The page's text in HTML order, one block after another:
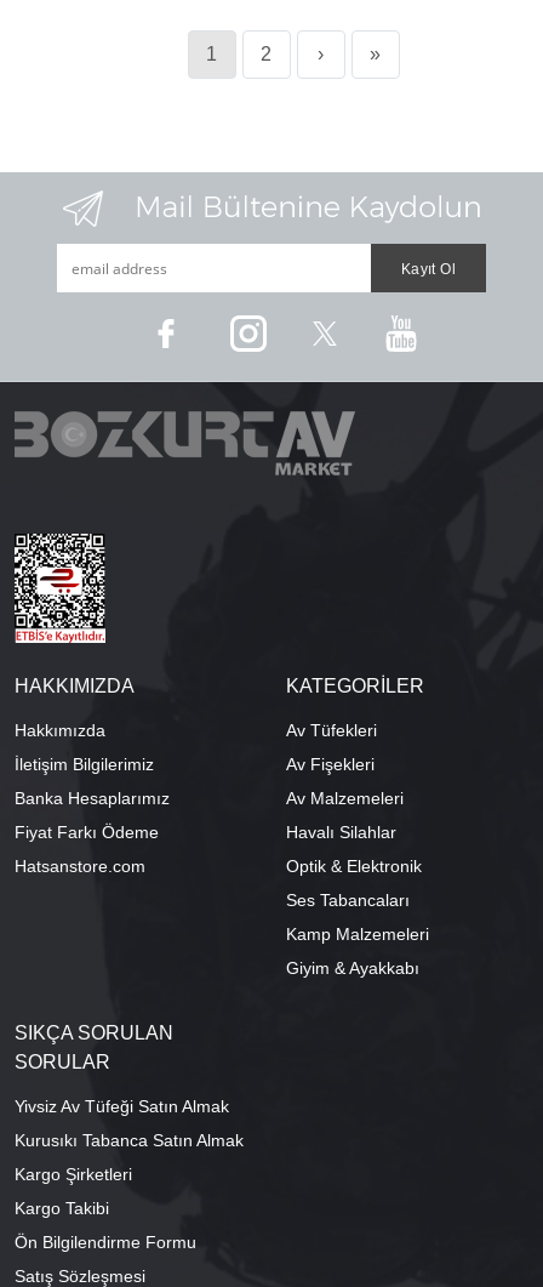
1 2 › »
HAKKIMIZDA
Hakkımızda
İletişim Bilgilerimiz
Banka Hesaplarımız
Fiyat Farkı Ödeme
Hatsanstore.com
KATEGORİLER
Av Tüfekleri
Av Fişekleri
Av Malzemeleri
Havalı Silahlar
Optik & Elektronik
Ses Tabancaları
Kamp Malzemeleri
Giyim & Ayakkabı
SIKÇA SORULAN
SORULAR
Yivsiz Av Tüfeği Satın Almak
Kurusıkı Tabanca Satın Almak
Kargo Şirketleri
Kargo Takibi
Ön Bilgilendirme Formu
Satış Sözleşmesi